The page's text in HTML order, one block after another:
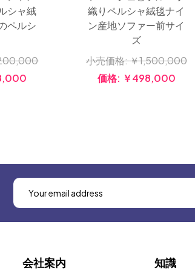
シャ絨
ペルシ
織りペルシャ絨毯ナイ
ン産地ソファー前サイ
ズ
小売価格:￥1,500,000
価格: ￥498,000
会社案内 知識